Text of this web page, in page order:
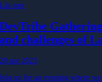
Läs mer
DevTribe
and challenges of
20 apr 2023
Join us for an evening where